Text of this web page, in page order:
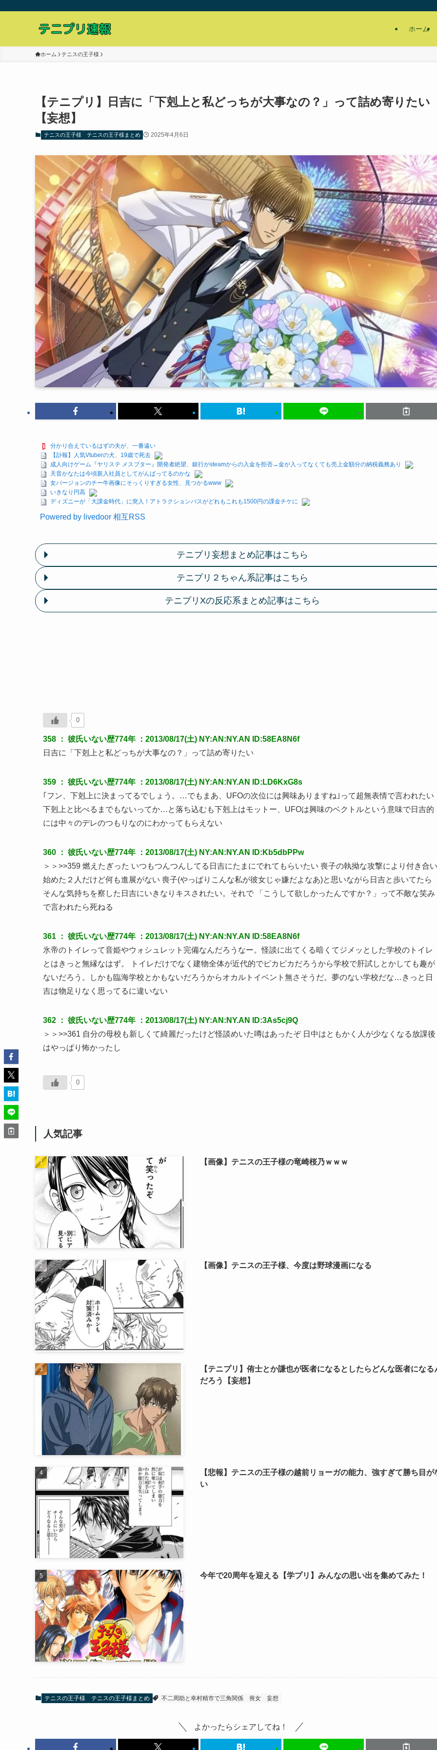
ホーム
ホーム テニスの王子様
【テニプリ】日吉に「下剋上と私どっちが大事なの？」って詰め寄りたい
【妄想】
テニスの王子様 テニスの王子様まとめ 2025年4月6日
分かり合えているはずの夫が、一番遠い
【訃報】人気Vtuberの犬、19歳で死去
成人向けゲーム『ヤリステ メスブター』開発者絶望、銀行がsteamからの入金を拒否→金が入ってなくても売上金額分の納税義務あり
天音かなたは今頃新入社員としてがんばってるのかな
女バージョンのチー牛画像にそっくりすぎる女性、見つかるwww
いきなり円高
ディズニーが「大課金時代」に突入！アトラクションパスがどれもこれも1500円の課金チケに
Powered by livedoor 相互RSS
テニプリ妄想まとめ記事はこちら
テニプリ２ちゃん系記事はこちら
テニプリXの反応系まとめ記事はこちら
0
358 ： 彼氏いない歴774年
：2013/08/17(土) NY:AN:NY.AN ID:58EA8N6f
日吉に「下剋上と私どっちが大事なの？」って詰め寄りたい
359 ： 彼氏いない歴774年
：2013/08/17(土) NY:AN:NY.AN ID:LD6KxG8s
｢フン、下剋上に決まってるでしょう。…でもまあ、UFOの次位には興味ありますね｣って超無表情で言われたい
下剋上と比べるまでもないってか…と落ち込むも下剋上はモットー、UFOは興味のベクトルという意味で日吉的
には中々のデレのつもりなのにわかってもらえない
360 ： 彼氏いない歴774年
：2013/08/17(土) NY:AN:NY.AN ID:Kb5dbPPw
＞＞>>359 燃えたぎった いつもつんつんしてる日吉にたまにでれてもらいたい 喪子の執拗な攻撃により付き合い
始めた２人だけど何も進展がない 喪子(やっぱりこんな私が彼女じゃ嫌だよなあ)と思いながら日吉と歩いてたら
そんな気持ちを察した日吉にいきなりキスされたい。それで 「こうして欲しかったんですか？」って不敵な笑み
で言われたら死ねる
361 ： 彼氏いない歴774年
：2013/08/17(土) NY:AN:NY.AN ID:58EA8N6f
氷帝のトイレって音姫やウォシュレット完備なんだろうなー。怪談に出てくる暗くてジメッとした学校のトイレ
とはきっと無縁なはず。 トイレだけでなく建物全体が近代的でピカピカだろうから学校で肝試しとかしても趣が
ないだろう。しかも臨海学校とかもないだろうからオカルトイベント無さそうだ。夢のない学校だな…きっと日
吉は物足りなく思ってるに違いない
362 ： 彼氏いない歴774年
：2013/08/17(土) NY:AN:NY.AN ID:3As5cj9Q
＞＞>>361 自分の母校も新しくて綺麗だったけど怪談めいた噂はあったぞ 日中はともかく人が少なくなる放課後
はやっぱり怖かったし
0
人気記事
【画像】テニスの王子様の竜崎桜乃ｗｗｗ
【画像】テニスの王子様、今度は野球漫画になる
【テニプリ】侑士とか謙也が医者になるとしたらどんな医者になる
だろう【妄想】
【悲報】テニスの王子様の越前リョーガの能力、強すぎて勝ち目が
い
今年で20周年を迎える【学プリ】みんなの思い出を集めてみた！
テニスの王子様 テニスの王子様まとめ 不二周助と幸村精市で三角関係 喪女 妄想
よかったらシェアしてね！